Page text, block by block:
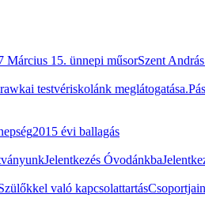
Március 15. ünnepi műsorSzent
testvériskolánk meglátogatása.
2015 évi ballagás
Jelentkezés Óvodánkba
való kapcsolattartás